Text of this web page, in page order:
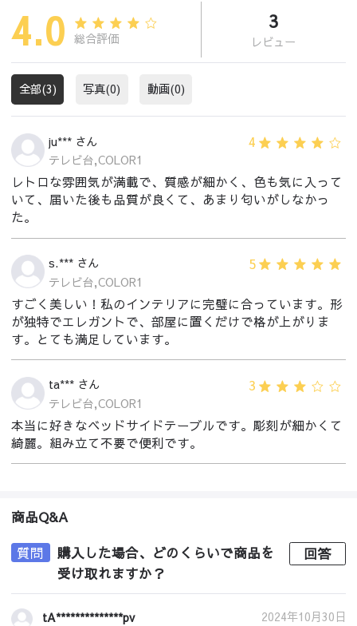
4.0 総合評価
3
レビュー
全部(3) 写真(0) 動画(0)
ju*** さん 4
テレビ台,COLOR1
レトロな雰囲気が満載で、質感が細かく、色も気に入って
いて、届いた後も品質が良くて、あまり匂いがしなかっ
た。
s.*** さん 5
テレビ台,COLOR1
すごく美しい！私のインテリアに完璧に合っています。形
が独特でエレガントで、部屋に置くだけで格が上がりま
す。とても満足しています。
ta*** さん 3
テレビ台,COLOR1
本当に好きなベッドサイドテーブルです。彫刻が細かくて
綺麗。組み立て不要で便利です。
商品Q&A
質問
購入した場合、どのくらいで商品を
受け取れますか？
回答
tA**************pv 2024年10月30日